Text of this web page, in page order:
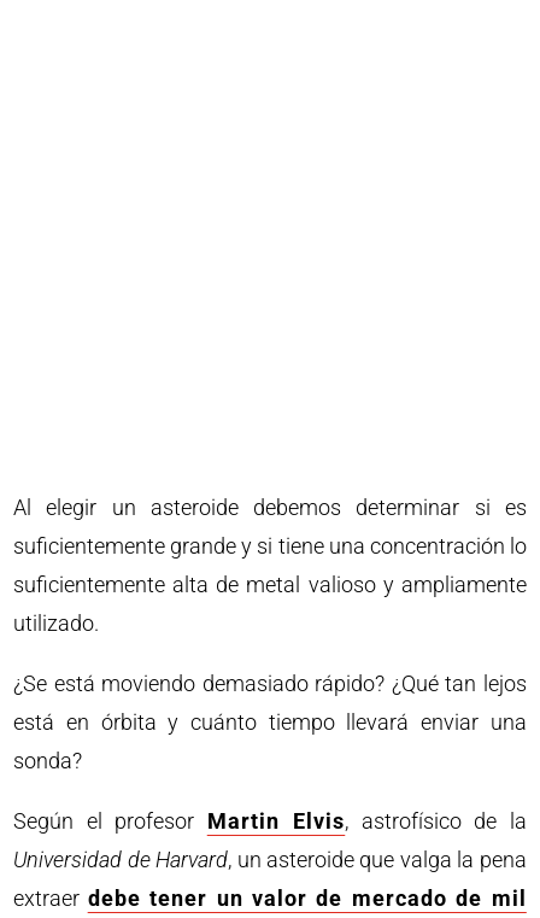
Al elegir un asteroide debemos determinar si es
suficientemente grande y si tiene una concentración lo
suficientemente alta de metal valioso y ampliamente
utilizado.
¿Se está moviendo demasiado rápido? ¿Qué tan lejos
está en órbita y cuánto tiempo llevará enviar una
sonda?
Según el profesor Martin Elvis, astrofísico de la
Universidad de Harvard, un asteroide que valga la pena
extraer debe tener un valor de mercado de mil